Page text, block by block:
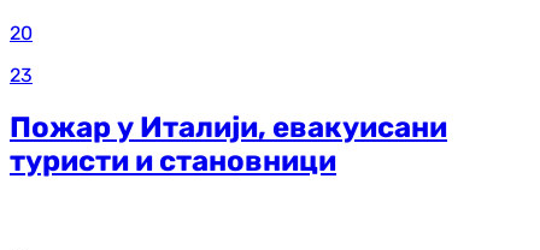
20
23
Пожар у Италији, евакуисани
туристи и становници